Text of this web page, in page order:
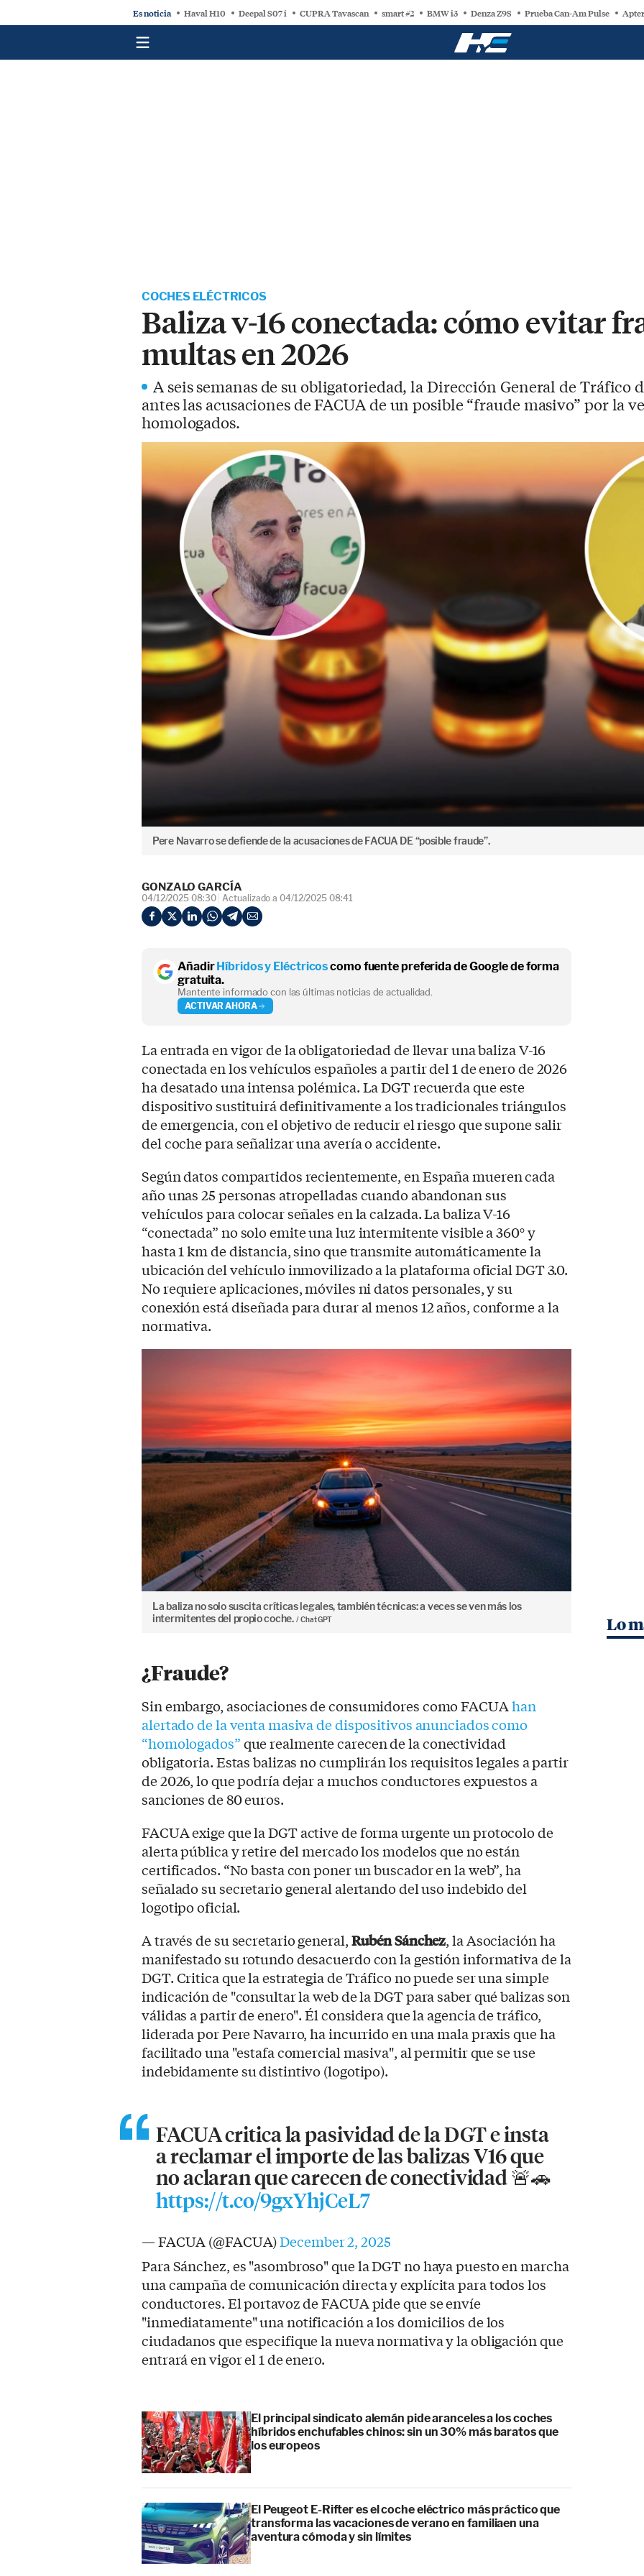
Es noticia Haval H10 Deepal S07 i CUPRA Tavascan smart #2 BMW i3 Denza Z9S Prueba Can-Am Pulse
COCHES ELÉCTRICOS
Baliza v-16 conectada: cómo evitar
multas en 2026
A seis semanas de su obligatoriedad, la Dirección General de Tráfico
antes las acusaciones de FACUA de un posible “fraude masivo” por la
homologados.
Pere Navarro se defiende de la acusaciones de FACUA DE “posible fraude”.
GONZALO GARCÍA
04/12/2025 08:30 Actualizado a 04/12/2025 08:41
Añadir Híbridos y Eléctricoscomo fuente preferida de Google de forma
gratuita.
Mantente informado con las últimas noticias de actualidad.
ACTIVAR AHORA
La entrada en vigor de la obligatoriedad de llevar una baliza V-16
conectada en los vehículos españoles a partir del 1 de enero de 2026
ha desatado una intensa polémica. La DGT recuerda que este
dispositivo sustituirá definitivamente a los tradicionales triángulos
de emergencia, con el objetivo de reducir el riesgo que supone salir
del coche para señalizar una avería o accidente.
Según datos compartidos recientemente, en España mueren cada
año unas 25 personas atropelladas cuando abandonan sus
vehículos para colocar señales en la calzada. La baliza V-16
“conectada” no solo emite una luz intermitente visible a 360° y
hasta 1 km de distancia, sino que transmite automáticamente la
ubicación del vehículo inmovilizado a la plataforma oficial DGT 3.0.
No requiere aplicaciones, móviles ni datos personales, y su
conexión está diseñada para durar al menos 12 años, conforme a la
normativa.
La baliza no solo suscita críticas legales, también técnicas: a veces se ven más los
intermitentes del propio coche.
Chat GPT
¿Fraude?
Sin embargo, asociaciones de consumidores como FACUAhan
alertado de la venta masiva de dispositivos anunciados como
“homologados”que realmente carecen de la conectividad
obligatoria. Estas balizas no cumplirán los requisitos legales a partir
de 2026, lo que podría dejar a muchos conductores expuestos a
sanciones de 80 euros.
FACUA exige que la DGT active de forma urgente un protocolo de
alerta pública y retire del mercado los modelos que no están
certificados. “No basta con poner un buscador en la web”, ha
señalado su secretario general alertando del uso indebido del
logotipo oficial.
A través de su secretario general,Rubén Sánchez, la Asociación ha
manifestado su rotundo desacuerdo con la gestión informativa de la
DGT. Critica que la estrategia de Tráfico no puede ser una simple
indicación de "consultar la web de la DGT para saber qué balizas son
válidas a partir de enero". Él considera que la agencia de tráfico,
liderada por Pere Navarro, ha incurrido en una mala praxis que ha
facilitado una "estafa comercial masiva", al permitir que se use
indebidamente su distintivo (logotipo).
FACUA critica la pasividad de la DGT e insta
a reclamar el importe de las balizas V16 que
no aclaran que carecen de conectividad 🚨🚗
https://t.co/9gxYhjCeL7
— FACUA (@FACUA)December 2, 2025
Para Sánchez, es "asombroso" que la DGT no haya puesto en marcha
una campaña de comunicación directa y explícita para todos los
conductores. El portavoz de FACUA pide que se envíe
"inmediatamente" una notificación a los domicilios de los
ciudadanos que especifique la nueva normativa y la obligación que
entrará en vigor el 1 de enero.
El principal sindicato alemán pide aranceles a los coches
híbridos enchufables chinos: sin un 30% más baratos que
los europeos
El Peugeot E-Rifter es el coche eléctrico más práctico que
transforma las vacaciones de verano en familiaen una
aventura cómoda y sin límites
Lo